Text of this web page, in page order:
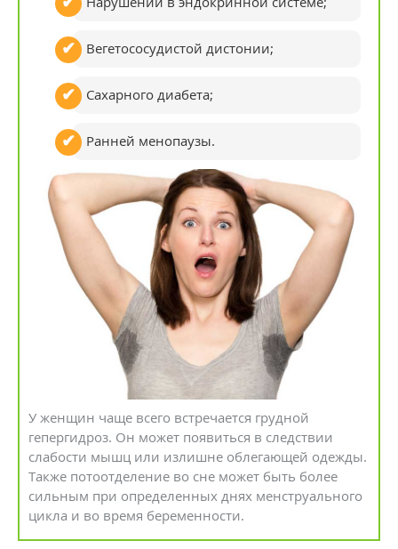
Вегетососудистой дистонии;
Сахарного диабета;
Ранней менопаузы.
У женщин чаще всего встречается грудной
гепергидроз. Он может появиться в следствии
слабости мышц или излишне облегающей одежды.
Также потоотделение во сне может быть более
сильным при определенных днях менструального
цикла и во время беременности.